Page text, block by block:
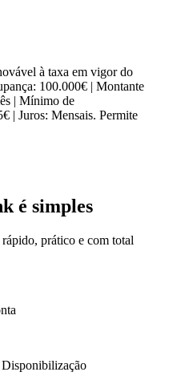
à taxa em vigor do
100.000€ | Montante
| Mínimo de
| Juros: Mensais. Permite
é simples
prático e com total
Disponibilização